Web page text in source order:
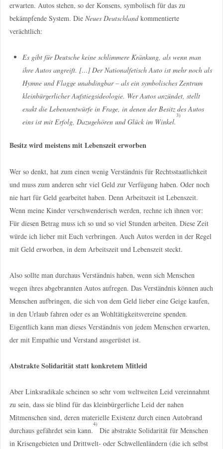
erwarten. Autos stehen, so der Konsens, symbolisch für das zu
bekämpfende System. Die Neues Deutschlandkommentierte
verächtlich:
Es gibt für Deutsche keine schlimmere Kränkung, als wenn man
ihre Autos angreift. […] Der Nationalfetisch Auto ist mehr noch als
Hymne und Flagge unabdingbar – als ein symbolisches Zentrum
kleinbürgerlicher Aufstiegsideologie. Wer Autos anzündet, stellt
exakt die Lebensentwürfe in Frage, in denen der Besitz des Autos
eins ist mit Erfolg, Dazugehören und Glück im Winkel.
3)
Besitz wird meistens mit Lebenszeit erworben
Wer so denkt, hat zum einen wenig Verständnis für Rechtsstaatlichkeit
und muss zum anderen sehr viel Geld zur Verfügung haben. Oder noch
nie hart für Geld gearbeitet haben. Denn Arbeitszeit ist Lebenszeit.
Wenn meine Kinder verschwenderisch werden, rechne ich ihnen vor:
Für diesen Betrag muss ich so und so viel Stunden arbeiten. Diese Zeit
würde ich lieber mit Euch verbringen. Auch Autos werden in der Regel
mit Geld erworben, in dem Arbeitszeit und Lebenszeit steckt.
Also sollte man durchaus Verständnis haben, wenn sich Menschen
wegen ihres abgebrannten Autos aufregen. Das Verständnis können auch
Menschen aufbringen, die sich von dem Geld lieber eine Geige kaufen,
in den Urlaub fahren oder es an Wohltätigkeitsvereine spenden.
Eigentlich kann man dieses Verständnis von jedem Menschen erwarten,
der mit Empathie und Verstand ausgerüstet ist.
Abstrakte Solidarität statt konkretem Mitleid
Aber Linksradikale scheinen so sehr vom weltweiten Leid vereinnahmt
zu sein, dass sie blind für das kleinbürgerliche Leid der nahen
Mitmenschen sind, deren materielle Existenz durch einen Autobrand
durchaus gefährdet sein kann.
4)
Die abstrakte Solidarität für Menschen
in Krisengebieten und Drittwelt- oder Schwellenländern (die ich selbst